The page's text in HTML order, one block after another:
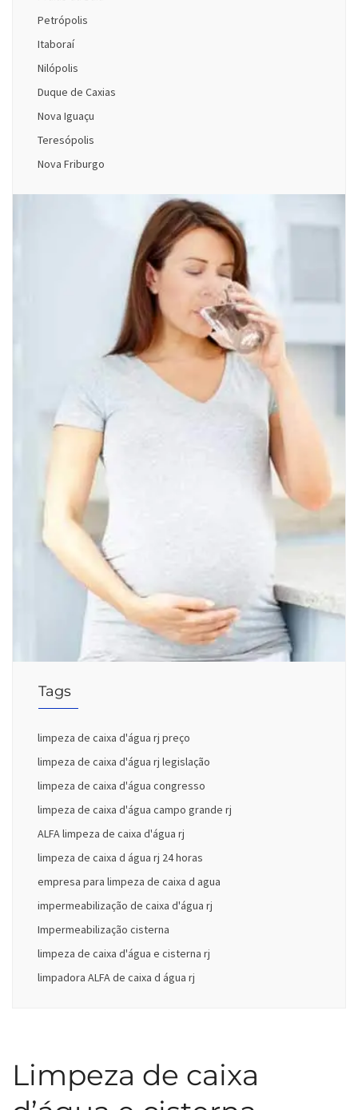
Petrópolis
Itaboraí
Nilópolis
Duque de Caxias
Nova Iguaçu
Teresópolis
Nova Friburgo
Tags
limpeza de caixa d'água rj preço
limpeza de caixa d'água rj legislação
limpeza de caixa d'água congresso
limpeza de caixa d'água campo grande rj
ALFA limpeza de caixa d'água rj
limpeza de caixa d água rj 24 horas
empresa para limpeza de caixa d agua
impermeabilização de caixa d'água rj
Impermeabilização cisterna
limpeza de caixa d'água e cisterna rj
limpadora ALFA de caixa d água rj
Limpeza de caixa